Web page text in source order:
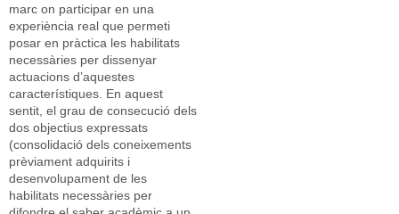
marc on participar en una
experiència real que permeti
posar en pràctica les habilitats
necessàries per dissenyar
actuacions d’aquestes
característiques. En aquest
sentit, el grau de consecució dels
dos objectius expressats
(consolidació dels coneixements
prèviament adquirits i
desenvolupament de les
habilitats necessàries per